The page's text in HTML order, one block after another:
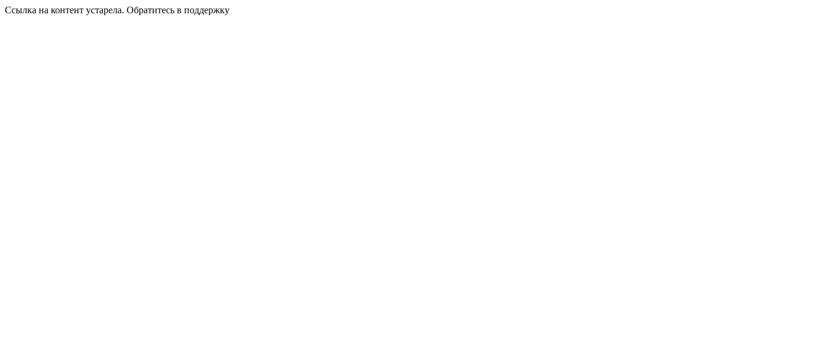
Ссылка на контент устарела. Обратитесь в поддержку